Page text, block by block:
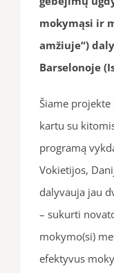
mokymąsi ir
amžiuje“)
Barselonoje
Šiame
kartu su
programą
Vokietijos,
dalyvauja jau
– sukurti
mokymo(si)
efektyvus